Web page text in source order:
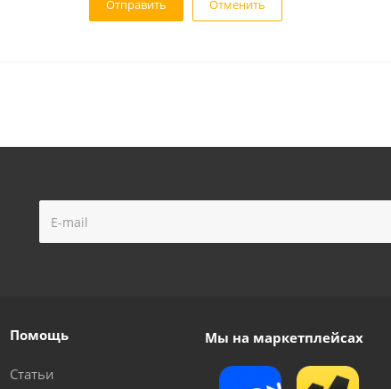
Отменить
Помощь
Статьи
Мы на маркетплейсах